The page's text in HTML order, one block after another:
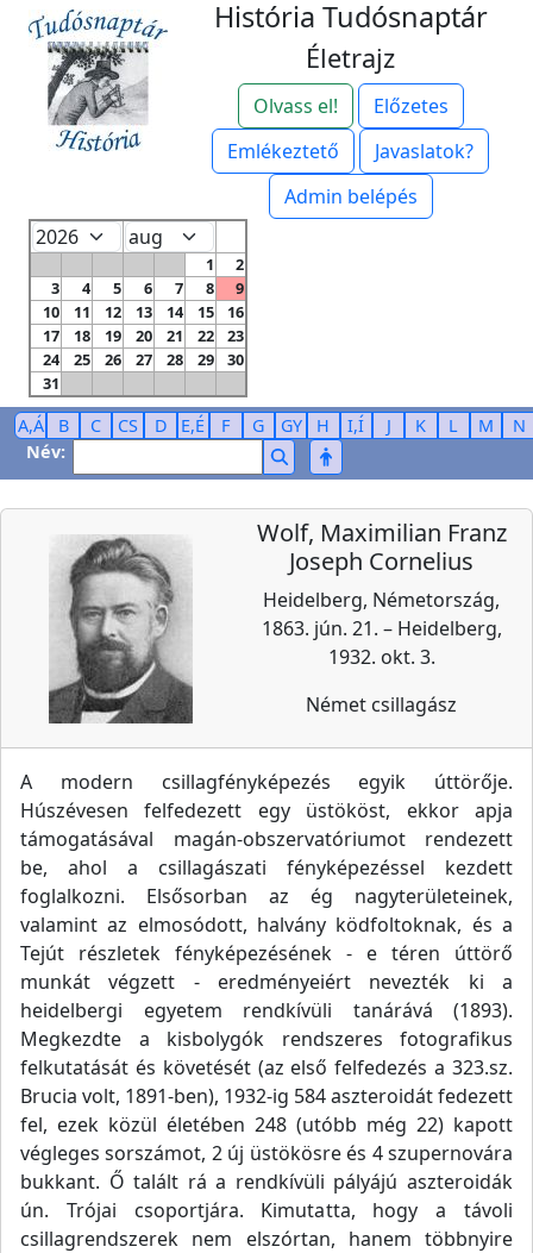
História Tudósnaptár
Életrajz
Olvass el!
Előzetes
Emlékeztető
Javaslatok?
Admin belépés
1
2
3
4 5 6 7 8
9
10
11 12 13 14 15
16
17
18 19 20 21 22
23
24
25 26 27 28 29
30
31
A,Á B C CS D E,É F G GY H I,Í J K L M
N
Név:
Wolf, Maximilian Franz
Joseph Cornelius
Heidelberg, Németország,
1863. jún. 21. – Heidelberg,
1932. okt. 3.
Német csillagász
A modern csillagfényképezés egyik úttörője.
Húszévesen felfedezett egy üstököst, ekkor apja
támogatásával magán-obszervatóriumot rendezett
be, ahol a csillagászati fényképezéssel kezdett
foglalkozni. Elsősorban az ég nagyterületeinek,
valamint az elmosódott, halvány ködfoltoknak, és a
Tejút részletek fényképezésének - e téren úttörő
munkát végzett - eredményeiért nevezték ki a
heidelbergi egyetem rendkívüli tanárává (1893).
Megkezdte a kisbolygók rendszeres fotografikus
felkutatását és követését (az első felfedezés a 323.sz.
Brucia volt, 1891-ben), 1932-ig 584 aszteroidát fedezett
fel, ezek közül életében 248 (utóbb még 22) kapott
végleges sorszámot, 2 új üstökösre és 4 szupernovára
bukkant. Ő talált rá a rendkívüli pályájú aszteroidák
ún. Trójai csoportjára. Kimutatta, hogy a távoli
csillagrendszerek nem elszórtan, hanem többnyire